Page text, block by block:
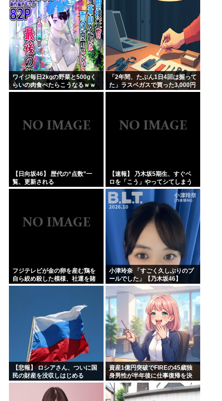
ワイジ毎日2kgの野菜と500gく
らいの肉食べたらこうなるｗｗ
ｗ
「2年間、たぶん1日4回は握って
た」ラスベガスで買った3,000円
のキーホルダーを調べたら
【日向坂46】 歴代の“点数”一
覧、更新される
【速報】 乃木坂5期生、すぐベ
ロを「こう」やってシてしまう
ｗｗｗｗｗｗ
フジテレビが金の卵を産む鶏を
自ら絞め殺した模様、社運を賭
けたドル箱コンテンツが御蔵入
小津玲奈 「すごく久しぶりのプ
ールでした」【乃木坂46】
【悲報】 ロシアさん、ついに国
民の財産を没収しはじめる
資産1億円突破でFIREの45歳独
身男性が半年後に仕事復帰を決
意した「1通の通知」